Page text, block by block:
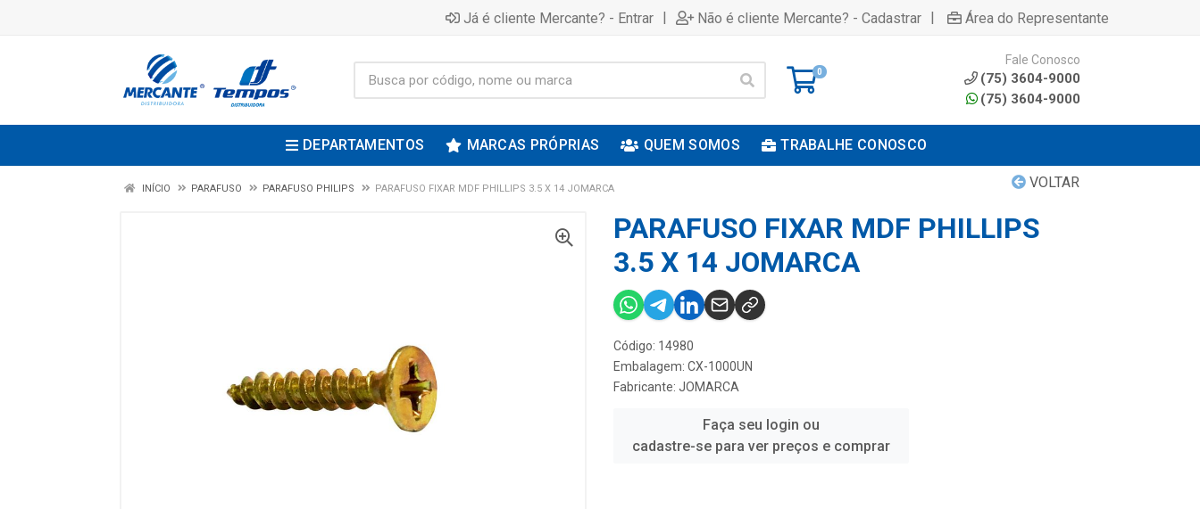
Já é cliente Mercante? - Entrar | Não é cliente Mercante? - Cadastrar | Área do Representante
0
Fale Conosco
(75) 3604-9000
(75) 3604-9000
DEPARTAMENTOS MARCAS PRÓPRIAS QUEM SOMOS TRABALHE CONOSCO
VOLTAR
INÍCIO PARAFUSO PARAFUSO PHILIPS PARAFUSO FIXAR MDF PHILLIPS 3.5 X 14 JOMARCA
PARAFUSO FIXAR MDF PHILLIPS
3.5 X 14 JOMARCA
Código: 14980
Embalagem: CX-1000UN
Fabricante: JOMARCA
Faça seu login ou
cadastre-se para ver preços e comprar